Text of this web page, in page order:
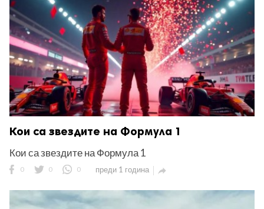
Кои са звездите на Формула 1
Кои са звездите на Формула 1
0 0 0 преди 1 година 